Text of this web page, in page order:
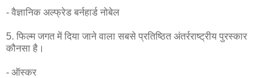
- वैज्ञानिक अल्फ्रेड बर्नहार्ड नोबेल
5. फिल्म जगत में दिया जाने वाला सबसे प्रतिष्ठित अंतर्रराष्ट्रीय पुरस्कार
कौनसा है।
- ऑस्कर